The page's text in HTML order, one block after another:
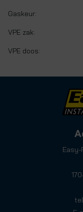
Gaskeur:
VPE zak:
VPE doos: